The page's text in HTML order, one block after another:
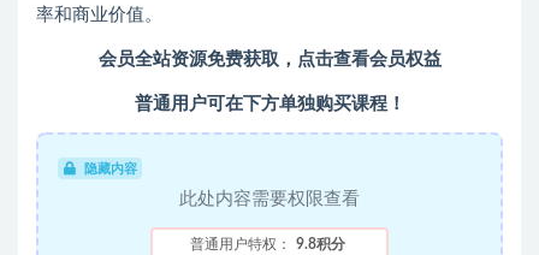
率和商业价值。
会员全站资源免费获取，点击查看会员权益
普通用户可在下方单独购买课程！
隐藏内容
此处内容需要权限查看
普通用户特权： 9.8积分